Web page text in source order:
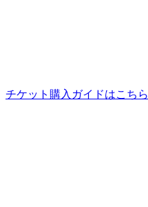
チケット購入ガイドはこちら